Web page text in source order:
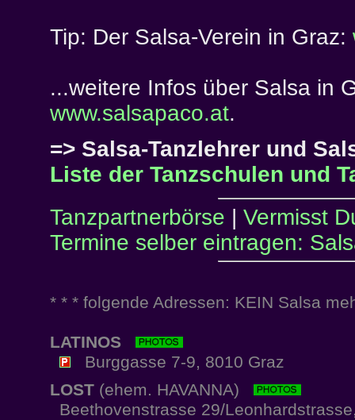
Tip: Der Salsa-Verein in Graz:
...weitere Infos über Salsa in
www.salsapaco.at.
=> Salsa-Tanzlehrer und
Liste der Tanzschulen und
Tanzpartnerbörse | Vermisst
Termine selber eintragen:
* * * folgende Adressen: KEIN Salsa
LATINOS
Burggasse 7-9, 8010 Graz
LOST(ehem. HAVANNA)
Beethovenstrasse 29/